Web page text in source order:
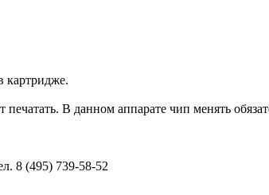
картридже.
В данном аппарате чип менять
8 (495) 739-58-52